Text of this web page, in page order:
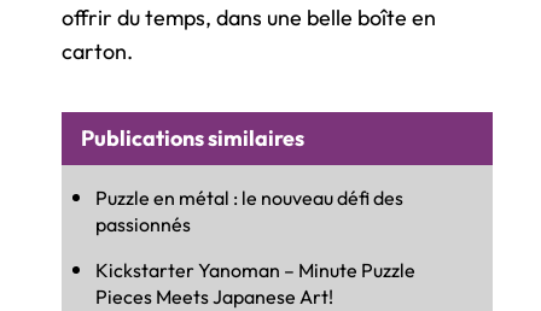
offrir du temps, dans une belle boîte en
carton.
Publications similaires
Puzzle en métal : le nouveau défi des
passionnés
Kickstarter Yanoman – Minute Puzzle
Pieces Meets Japanese Art!